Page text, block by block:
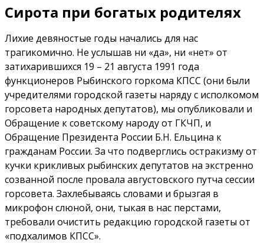
Сирота при богатых родителях
Лихие девяностые годы начались для нас
трагикомично. Не услышав ни «да», ни «нет» от
затихарившихся 19 – 21 августа 1991 года
функционеров Рыбинского горкома КПСС (они были
учредителями городской газеты наряду с исполкомом
горсовета народных депутатов), мы опубликовали и
Обращение к советскому народу от ГКЧП, и
Обращение Президента России Б.Н. Ельцина к
гражданам России. За что подверглись остракизму от
кучки крикливых рыбинских депутатов на экстренно
созванной после провала августовского путча сессии
горсовета. Захлебываясь словами и брызгая в
микрофон слюной, они, тыкая в нас перстами,
требовали очистить редакцию городской газеты от
«подхалимов КПСС».